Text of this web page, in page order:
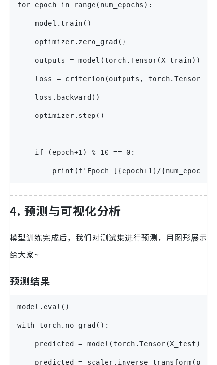
for epoch in range(num_epochs):
    model.train()
    optimizer.zero_grad()
    outputs = model(torch.Tensor(X_train))
loss = criterion(outputs,
    loss.backward()
    optimizer.step()
    if (epoch+1) % 10 == 0:
print(f'Epoch [{epoch+1}/
4. 预测与可视化分析
模型训练完成后，我们对测试集进行预测，用图形展示
给大家~
预测结果
model.eval()
with torch.no_grad():
predicted =
predicted =